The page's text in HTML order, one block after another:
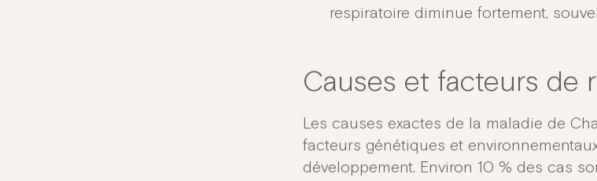
respiratoire diminue fortement,
Causes et facteurs de
Les causes exactes de la maladie de
facteurs génétiques et
développement. Environ 10 % des cas